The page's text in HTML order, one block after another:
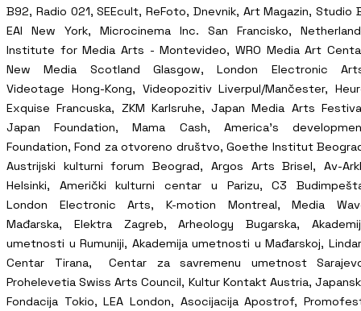
B92, Radio 021, SEEcult, ReFoto, Dnevnik, Art Magazin, Studio
EAI New York, Microcinema Inc. San Francisko,
Institute for Media Arts - Montevideo, WRO Media Art
New Media Scotland Glasgow, London Electronic
Videotage Hong-Kong, Videopozitiv Liverpul/Mančester,
Exquise Francuska, ZKM Karlsruhe, Japan Media Arts
Japan Foundation, Mama Cash, America’s
Foundation, Fond za otvoreno društvo, Goethe Institut
Austrijski kulturni forum Beograd, Argos Arts Brisel, Av-
Helsinki, Američki kulturni centar u Parizu, C3
London Electronic Arts, K-motion Montreal, Media
Mađarska, Elektra Zagreb, Arheology Bugarska,
umetnosti u Rumuniji, Akademija umetnosti u Mađarskoj,
Centar Tirana, Centar za savremenu umetnost
Prohelevetia Swiss Arts Council, Kultur Kontakt Austria,
Fondacija Tokio, LEA London, Asocijacija Apostrof,